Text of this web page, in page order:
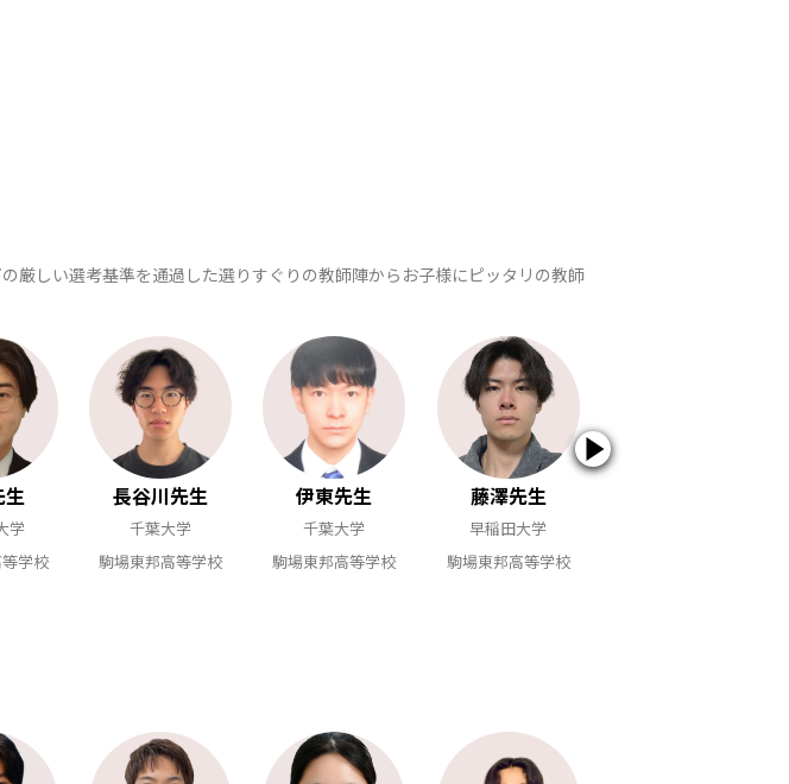
厳しい選考基準を通過した選りすぐりの教師陣からお子様にピッタリの教師
生
学
学校
長谷川先生
千葉大学
駒場東邦高等学校
伊東先生
千葉大学
駒場東邦高等学校
藤澤先生
早稲田大学
駒場東邦高等学校